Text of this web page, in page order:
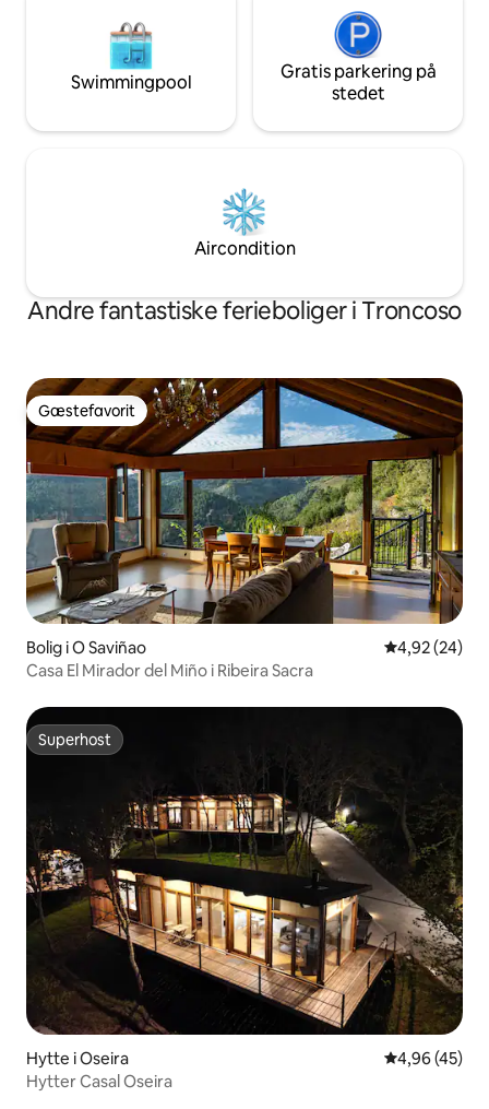
Swimmingpool
Gratis parkering på
stedet
Aircondition
Andre fantastiske ferieboliger i Troncoso
Gæstefavorit
Gæstefavorit
Bolig i O Saviñao 4,92 ud af 5 i
4,92 (24)
Casa El Mirador del Miño i Ribeira Sacra
Superhost
Superhost
Hytte i Oseira 4,96 ud af 5 i
4,96 (45)
Hytter Casal Oseira